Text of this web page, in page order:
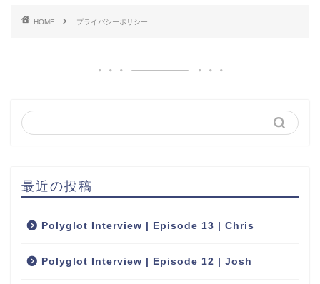
HOME プライバシーポリシー
最近の投稿
Polyglot Interview | Episode 13 | Chris
Polyglot Interview | Episode 12 | Josh